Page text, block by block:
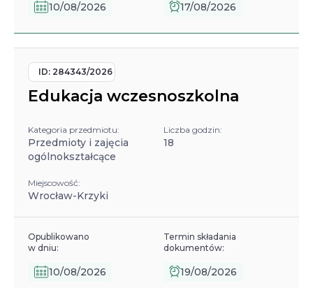
10/08/2026 17/08/2026
ID: 284343/2026
Edukacja wczesnoszkolna
Kategoria przedmiotu:
Przedmioty i zajęcia
ogólnokształcące
Liczba godzin:
18
Miejscowość:
Wrocław-Krzyki
Opublikowano
w dniu:
10/08/2026
Termin składania
dokumentów:
19/08/2026